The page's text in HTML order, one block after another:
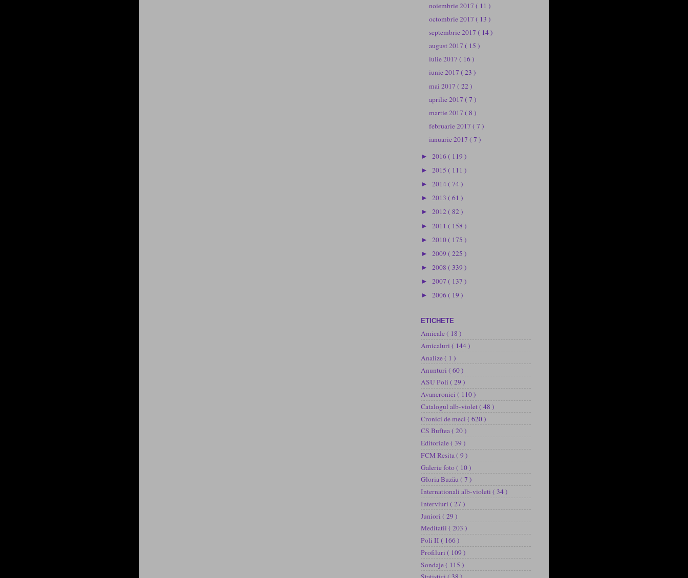
noiembrie 2017( 11 )
octombrie 2017( 13 )
septembrie 2017( 14 )
august 2017( 15 )
iulie 2017( 16 )
iunie 2017( 23 )
mai 2017( 22 )
aprilie 2017( 7 )
martie 2017( 8 )
februarie 2017( 7 )
ianuarie 2017( 7 )
► 2016( 119 )
► 2015 ( 111 )
► 2014( 74 )
► 2013 ( 61 )
► 2012( 82 )
► 2011 ( 158 )
► 2010( 175 )
► 2009 ( 225 )
► 2008 ( 339 )
► 2007 ( 137 )
► 2006( 19 )
ETICHETE
Amicale( 18 )
Amicaluri ( 144 )
Analize( 1 )
Anunturi ( 60 )
ASU Poli ( 29 )
Avancronici ( 110 )
Catalogul alb-violet( 48 )
Cronici de meci ( 620 )
CS Buftea( 20 )
Editoriale( 39 )
FCM Resita( 9 )
Galerie foto( 10 )
Gloria Buzău ( 7 )
Internationali alb-violeti ( 34 )
Interviuri ( 27 )
Juniori ( 29 )
Meditatii ( 203 )
Poli II ( 166 )
Profiluri ( 109 )
Sondaje( 115 )